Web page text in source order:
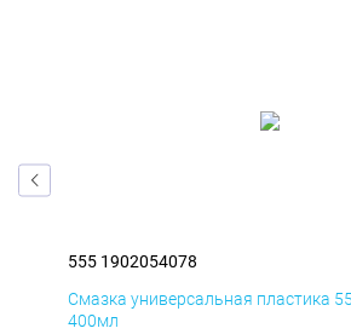
555 1902054078
Смазка универсальная пластика
400мл